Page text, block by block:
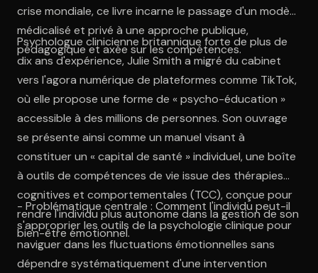
crise mondiale, ce livre incarne le passage d'un modèle
médicalisé et privé à une approche publique,
pédagogique et axée sur les compétences.
Psychologue clinicienne britannique forte de plus de
dix ans d'expérience, Julie Smith a migré du cabinet
vers l'agora numérique de plateformes comme TikTok,
où elle propose une forme de « psycho-éducation »
accessible à des millions de personnes. Son ouvrage
se présente ainsi comme un manuel visant à
constituer un « capital de santé » individuel, une boîte
à outils de compétences de vie issue des thérapies
cognitives et comportementales (TCC), conçue pour
rendre l'individu plus autonome dans la gestion de son
bien-être émotionnel.
- Problématique centrale : Comment l'individu peut-il
s'approprier les outils de la psychologie clinique pour
naviguer dans les fluctuations émotionnelles sans
dépendre systématiquement d'une intervention